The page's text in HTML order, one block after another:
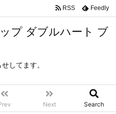
プ ダブルハート ブ
してます。
Next Search
RSS Feedly